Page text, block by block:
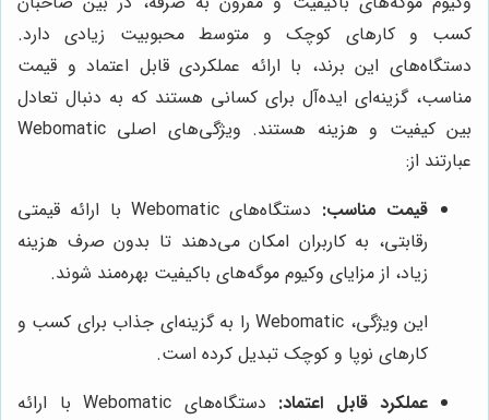
کسب و کارهای کوچک و متوسط محبوبیت زیادی دارد.
دستگاه‌های این برند، با ارائه عملکردی قابل اعتماد و قیمت
مناسب، گزینه‌ای ایده‌آل برای کسانی هستند که به دنبال تعادل
بین کیفیت و هزینه هستند. ویژگی‌های اصلی Webomatic
عبارتند از:
قیمت مناسب:
دستگاه‌های Webomatic با ارائه قیمتی
رقابتی، به کاربران امکان می‌دهند تا بدون صرف هزینه
زیاد، از مزایای وکیوم موگه‌های باکیفیت بهره‌مند شوند.
این ویژگی، Webomatic را به گزینه‌ای جذاب برای کسب و
کارهای نوپا و کوچک تبدیل کرده است.
عملکرد قابل اعتماد:
دستگاه‌های Webomatic با ارائه